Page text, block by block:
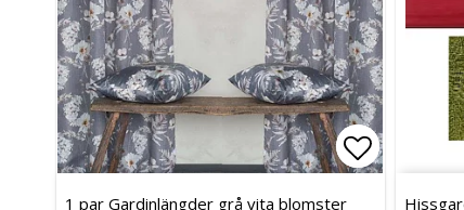
Lägg
Lägg
1 par Gardinlängder grå vita blomster